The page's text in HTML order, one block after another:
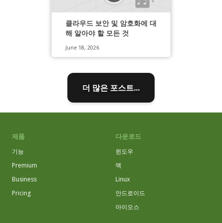
클라우드 보안 및 암호화에 대
해 알아야 할 모든 것
June 18, 2026
더 많은 포스트...
제품
기능
Premium
Business
Pricing
다운로드
윈도우
맥
Linux
안드로이드
아이오스